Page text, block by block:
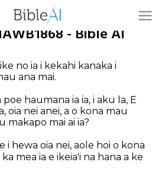
- Bible AI
no ia i kekahi kanaka i
ana mai.
haumana ia ia, i aku la, E
oia nei anei, a o kona mau
makapo mai ai ia?
i hewa oia nei, aole hoi o kona
mea ia e ikeia'i na hana a ke